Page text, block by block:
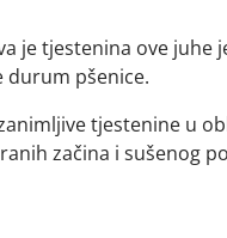
je tjestenina ove juhe
durum pšenice.
tjestenine u
začina i sušenog